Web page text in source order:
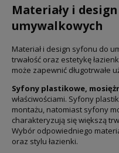
Materiały i
umywalkowych
Materiał i design syfonu do
trwałość oraz estetykę
może zapewnić długotrwałe
Syfony plastikowe,
właściwościami. Syfony
montażu, natomiast syfony
charakteryzują się większą
Wybór odpowiedniego
oraz stylu łazienki.